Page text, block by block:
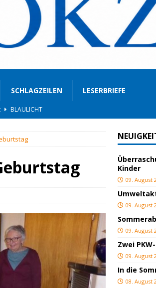
SCHLAGZEILEN LESERBRIEFE
BLAULICHT
KULTUR
44 Kinder
JUGEND/BILDUNG
BILDUNG
Kinder
09. August
09. August
09. August
Zwei
09. August
In die
08. August